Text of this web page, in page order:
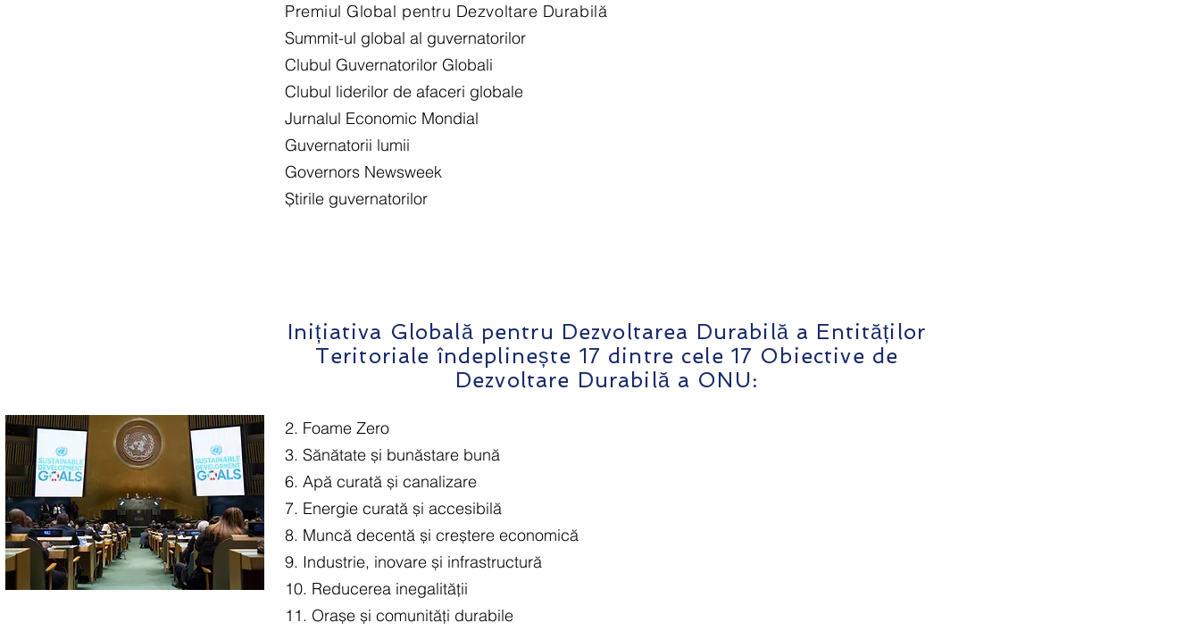
Premiul Global pentru Dezvoltare Durabilă
Summit-ul global al guvernatorilor
Clubul Guvernatorilor Globali
Clubul liderilor de afaceri globale
Jurnalul Economic Mondial
Guvernatorii lumii
Governors Newsweek
Știrile guvernatorilor
Inițiativa Globală pentru Dezvoltarea Durabilă a Entităților
Teritoriale îndeplinește 17 dintre cele 17 Obiective de
Dezvoltare Durabilă a ONU:
2. Foame Zero
3. Sănătate și bunăstare bună
6. Apă curată și canalizare
7. Energie curată și accesibilă
8. Muncă decentă și creștere economică
9. Industrie, inovare și infrastructură
10. Reducerea inegalității
11. Orașe și comunități durabile